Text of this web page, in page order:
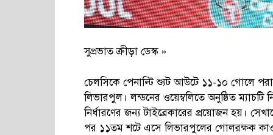
সুপ্রভাত ক্রীড়া ডেস্ক »
চেলসিকে পেনাল্টি শ্যুট আউটে ১১-১০ গোলে
লিভারপুল। লন্ডনের ওয়েম্বলিতে অনুষ্ঠিত
নির্ধারণের জন্য টাইব্রেকারের প্রয়োজন হয়।
পর ১১তম শটে এসে লিভারপুলের গোলরক্ষক